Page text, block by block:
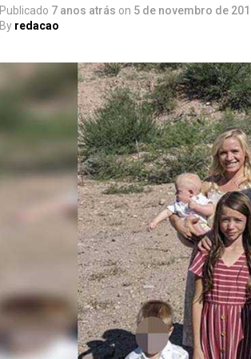
Publicado 7 anos atrás on 5 de novembro de
By redacao